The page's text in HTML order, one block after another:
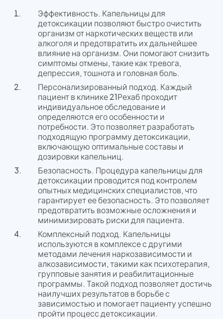
Эффективность. Капельницы для
детоксикации позволяют быстро очистить
организм от наркотических веществ или
алкоголя и предотвратить их дальнейшее
влияние на организм. Они помогают снизить
симптомы отмены, такие как тревога,
депрессия, тошнота и головная боль.
Персонализированный подход. Каждый
пациент в клинике 21Рехаб проходит
индивидуальное обследование и
определяются его особенности и
потребности. Это позволяет разработать
подходящую программу детоксикации,
включающую оптимальные составы и
дозировки капельниц.
Безопасность. Процедура капельницы для
детоксикации проводится под контролем
опытных медицинских специалистов, что
гарантирует ее безопасность. Это позволяет
предотвратить возможные осложнения и
минимизировать риски для пациента.
Комплексный подход. Капельницы
используются в комплексе с другими
методами лечения наркозависимости и
алкозависимости, такими как психотерапия,
групповые занятия и реабилитационные
программы. Такой подход позволяет достичь
наилучших результатов в борьбе с
зависимостью и помогает пациенту успешно
пройти процесс детоксикации.